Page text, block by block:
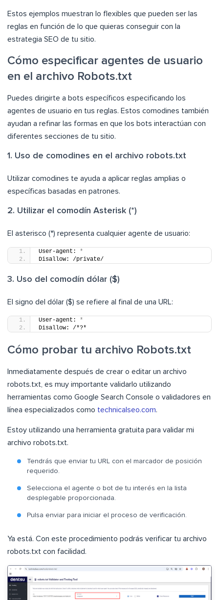
Estos ejemplos muestran lo flexibles que pueden ser las
reglas en función de lo que quieras conseguir con la
estrategia SEO de tu sitio.
Cómo especificar agentes de usuario
en el archivo Robots.txt
Puedes dirigirte a bots específicos especificando los
agentes de usuario en tus reglas. Estos comodines también
ayudan a refinar las formas en que los bots interactúan con
diferentes secciones de tu sitio.
1. Uso de comodines en el archivo robots.txt
Utilizar comodines te ayuda a aplicar reglas amplias o
específicas basadas en patrones.
2. Utilizar el comodín Asterisk (*)
El asterisco (*) representa cualquier agente de usuario:
User-agent: *
Disallow: /private/
3. Uso del comodín dólar ($)
El signo del dólar ($) se refiere al final de una URL:
User-agent: *
Disallow: /*?*
Cómo probar tu archivo Robots.txt
Inmediatamente después de crear o editar un archivo
robots.txt, es muy importante validarlo utilizando
herramientas como Google Search Console o validadores en
línea especializados como technicalseo.com.
Estoy utilizando una herramienta gratuita para validar mi
archivo robots.txt.
Tendrás que enviar tu URL con el marcador de posición
requerido.
Selecciona el agente o bot de tu interés en la lista
desplegable proporcionada.
Pulsa enviar para iniciar el proceso de verificación.
Ya está. Con este procedimiento podrás verificar tu archivo
robots.txt con facilidad.